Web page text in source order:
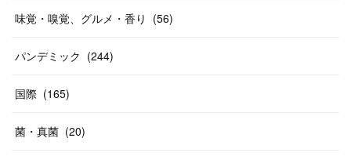
味覚・嗅覚、グルメ・香り (56)
パンデミック (244)
国際 (165)
菌・真菌 (20)